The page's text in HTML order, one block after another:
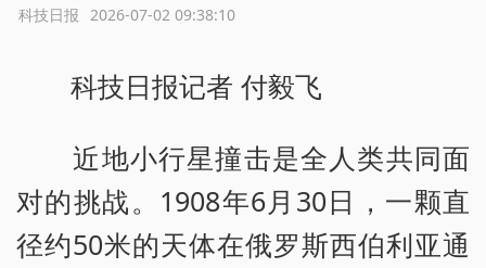
2026-07-02 09:38:10
科技日报
科技日报记者 付毅飞
近地小行星撞击是全人类共同面
对的挑战。1908年6月30日，一颗直
径约50米的天体在俄罗斯西伯利亚通